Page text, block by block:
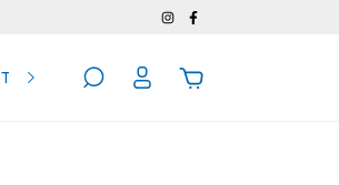
Telas para Tapicería